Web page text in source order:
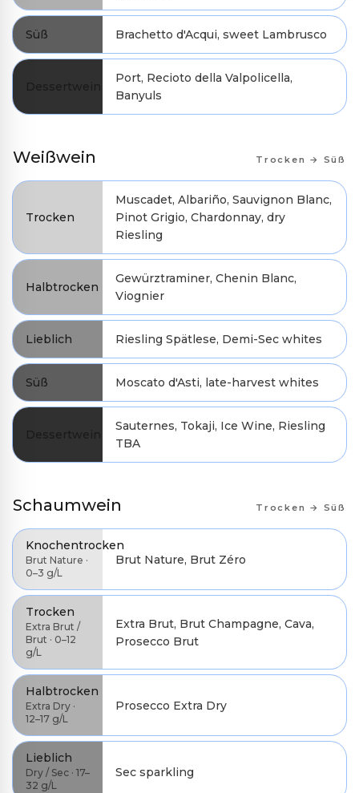
Süß Brachetto d'Acqui, sweet Lambrusco
Port, Recioto della Valpolicella,
Banyuls
Weißwein Trocken → Süß
Trocken
Muscadet, Albariño, Sauvignon Blanc,
Pinot Grigio, Chardonnay, dry
Riesling
Halbtrocken
Gewürztraminer, Chenin Blanc,
Viognier
Lieblich Riesling Spätlese, Demi-Sec whites
Süß Moscato d'Asti, late-harvest whites
Sauternes, Tokaji, Ice Wine, Riesling
TBA
Schaumwein Trocken → Süß
Knochentrocken
Brut Nature ·
0–3 g/L
Brut Nature, Brut Zéro
Trocken
Extra Brut /
Brut · 0–12
g/L
Extra Brut, Brut Champagne, Cava,
Prosecco Brut
Halbtrocken
Extra Dry ·
12–17 g/L
Prosecco Extra Dry
Lieblich
Dry / Sec · 17–
32 g/L
Sec sparkling